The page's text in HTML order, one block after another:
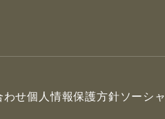
わせ個人情報保護方針ソーシ